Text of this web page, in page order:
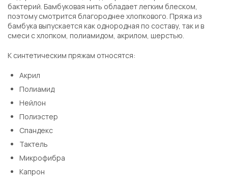
бактерий. Бамбуковая нить обладает легким блеском,
поэтому смотрится благороднее хлопкового. Пряжа из
бамбука выпускается как однородная по составу, так и в
смеси с хлопком, полиамидом, акрилом, шерстью.
К синтетическим пряжам относятся:
Акрил
Полиамид
Нейлон
Полиэстер
Спандекс
Тактель
Микрофибра
Капрон